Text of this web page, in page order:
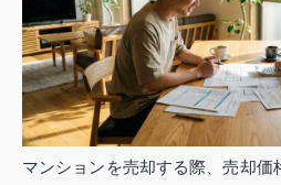
マンションを売却する際、売却価